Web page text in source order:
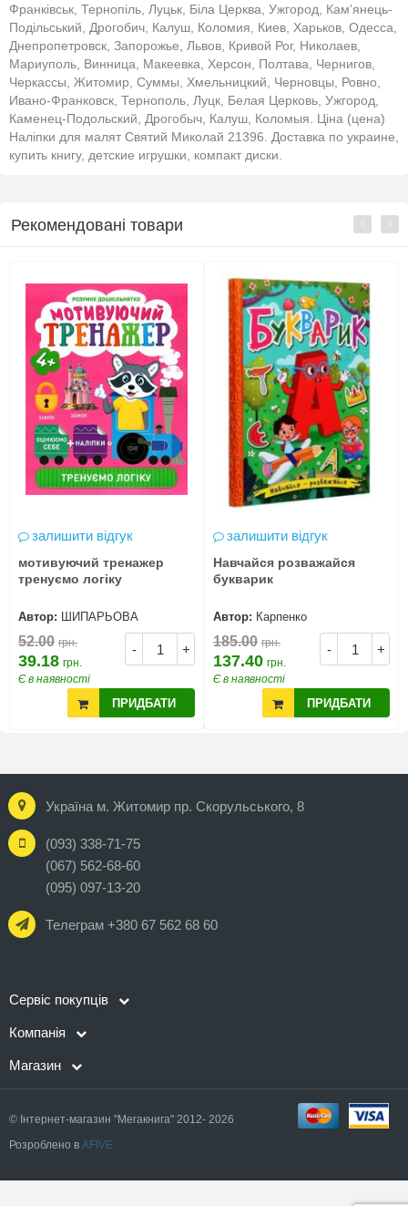
Франківськ, Тернопіль, Луцьк, Біла Церква, Ужгород, Кам'янець-
Подільський, Дрогобич, Калуш, Коломия, Киев, Харьков, Одесса,
Днепропетровск, Запорожье, Львов, Кривой Рог, Николаев,
Мариуполь, Винница, Макеевка, Херсон, Полтава, Чернигов,
Черкассы, Житомир, Суммы, Хмельницкий, Черновцы, Ровно,
Ивано-Франковск, Тернополь, Луцк, Белая Церковь, Ужгород,
Каменец-Подольский, Дрогобыч, Калуш, Коломыя. Ціна (цена)
Наліпки для малят Святий Миколай 21396. Доставка по украине,
купить книгу, детские игрушки, компакт диски.
Рекомендовані товари
залишити відгук
мотивуючий тренажер
тренуємо логіку
Автор: ШИПАРЬОВА
- +
52.00 грн.
39.18 грн.
Є в наявності
ПРИДБАТИ
залишити відгук
Навчайся розважайся
букварик
Автор: Карпенко
- +
185.00 грн.
137.40 грн.
Є в наявності
ПРИДБАТИ
Україна м. Житомир пр. Скорульського, 8
(093) 338-71-75
(067) 562-68-60
(095) 097-13-20
Телеграм +380 67 562 68 60
Сервіс покупців
Компанія
Магазин
© Інтернет-магазин "Мегакнига" 2012- 2026
Розроблено в AFIVE